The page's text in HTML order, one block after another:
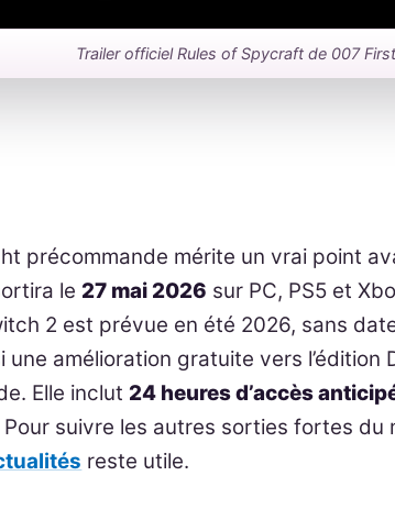
Trailer officiel Rules of Spycraft de 007
précommande mérite un vrai point
le 27 mai 2026 sur PC, PS5 et
2 est prévue en été 2026, sans
une amélioration gratuite vers l’édition
Elle inclut 24 heures d’accès
Pour suivre les autres sorties fortes du
reste utile.